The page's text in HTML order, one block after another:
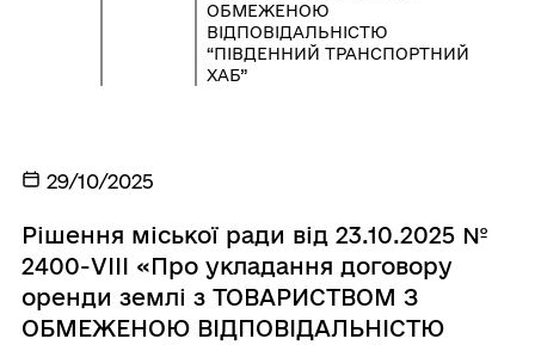
ОБМЕЖЕНОЮ
ВІДПОВІДАЛЬНІСТЮ
“ПІВДЕННИЙ ТРАНСПОРТНИЙ
ХАБ”
29/10/2025
Рішення міської ради від 23.10.2025 №
2400-VІІІ «Про укладання договору
оренди землі з ТОВАРИСТВОМ З
ОБМЕЖЕНОЮ ВІДПОВІДАЛЬНІСТЮ